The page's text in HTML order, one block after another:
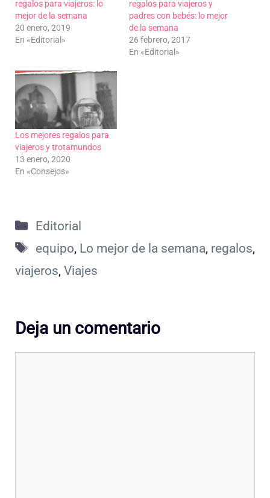
regalos para viajeros: lo
mejor de la semana
20 enero, 2019
En «Editorial»
regalos para viajeros y
padres con bebés: lo mejor
de la semana
26 febrero, 2017
En «Editorial»
Los mejores regalos para
viajeros y trotamundos
13 enero, 2020
En «Consejos»
Categorías
Editorial
Etiquetas
equipo, Lo mejor de la semana, regalos,
viajeros, Viajes
Deja un comentario